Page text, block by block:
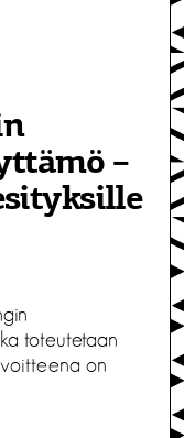
–
toteutetaan
on